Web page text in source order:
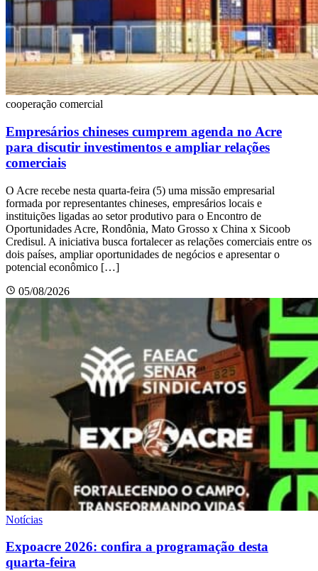
cooperação comercial
Empresários chineses cumprem agenda no Acre
para discutir investimentos e ampliar relações
comerciais
O Acre recebe nesta quarta-feira (5) uma missão empresarial
formada por representantes chineses, empresários locais e
instituições ligadas ao setor produtivo para o Encontro de
Oportunidades Acre, Rondônia, Mato Grosso x China x Sicoob
Credisul. A iniciativa busca fortalecer as relações comerciais entre os
dois países, ampliar oportunidades de negócios e apresentar o
potencial econômico […]
05/08/2026
Notícias
Expoacre 2026: confira a programação desta
quarta-feira